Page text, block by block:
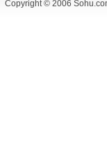
Copyright © 2006